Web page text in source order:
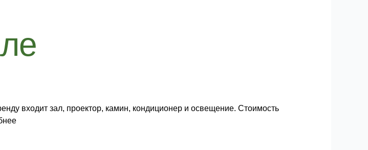
входит зал, проектор, камин, кондиционер и освещение. Стоимость